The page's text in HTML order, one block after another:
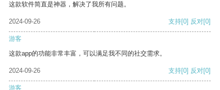
这款软件简直是神器，解决了我所有问题。
2024-09-26 支持[0] 反对[0]
游客
这款app的功能非常丰富，可以满足我不同的社交需求。
2024-09-26 支持[0] 反对[0]
游客